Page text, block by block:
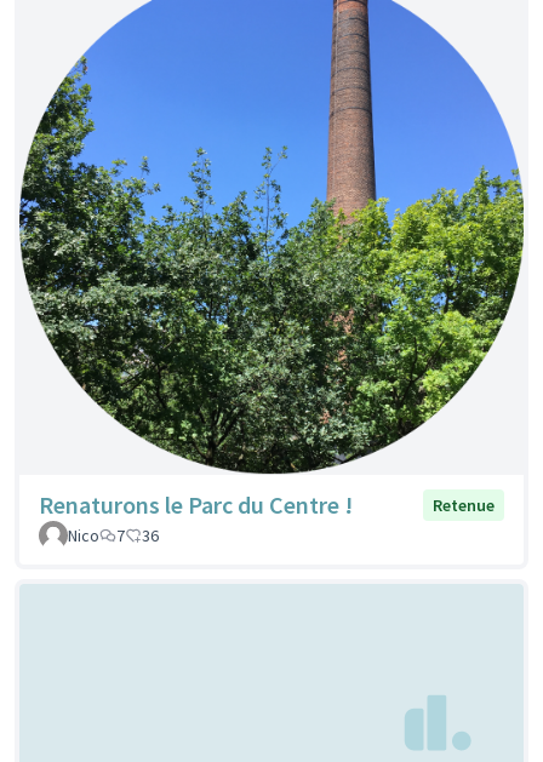
Renaturons le Parc du Centre !
Retenue
Nico
7 36